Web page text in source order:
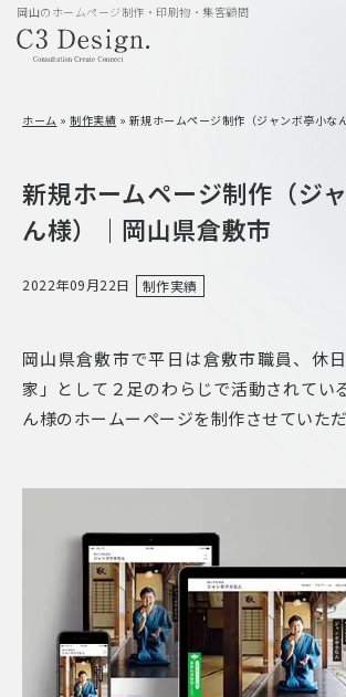
岡山のホームページ制作・印刷物・集客顧問
ホーム » 制作実績 » 新規ホームページ制作（ジャンボ亭小な
新規ホームページ制作（ジ
ん様）｜岡山県倉敷市
2022年09月22日 制作実績
岡山県倉敷市で平日は倉敷市職員、休
家」として２足のわらじで活動されてい
ん様のホームーページを制作させていただ